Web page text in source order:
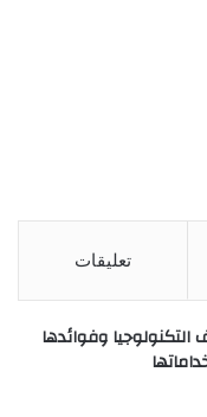
تعليقات
وفوائدها